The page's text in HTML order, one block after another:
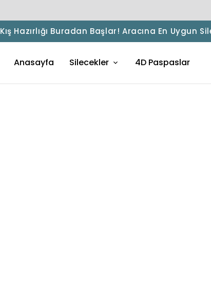
Kış Hazırlığı Buradan Başlar! Aracına En Uygun
Anasayfa Silecekler 4D Paspaslar